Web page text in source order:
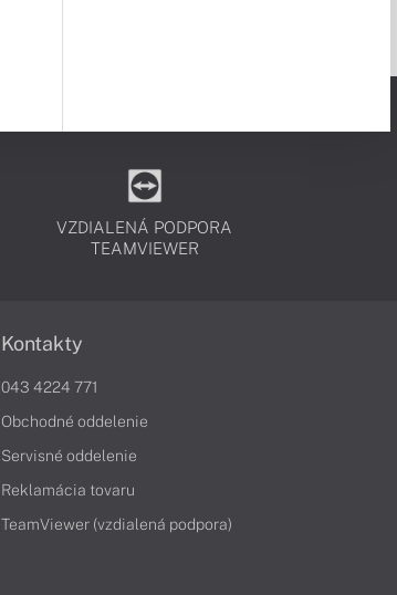
VZDIALENÁ PODPORA
TEAMVIEWER
Kontakty
043 4224 771
Obchodné oddelenie
Servisné oddelenie
Reklamácia tovaru
TeamViewer (vzdialená podpora)